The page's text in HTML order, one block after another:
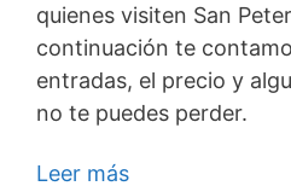
quienes visiten San
continuación te
entradas, el precio y
no te puedes perder.
Leer más